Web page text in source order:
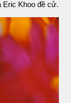
Eric Khoo đề cử.